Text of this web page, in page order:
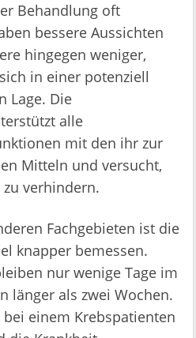
Behandlung oft
bessere Aussichten
hingegen weniger,
in einer potenziell
Lage. Die
alle
mit den ihr zur
Mitteln und versucht,
verhindern.
Fachgebieten ist die
knapper bemessen.
nur wenige Tage im
länger als zwei Wochen.
einem Krebspatienten